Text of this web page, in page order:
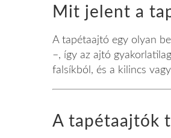
Mit jelent a
A tapétaajtó egy olyan
–, így az ajtó
falsíkból, és a kilincs
A tapétaajtók